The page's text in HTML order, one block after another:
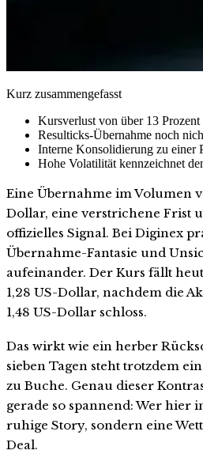
Kurz zusammengefasst
Kursverlust von über 13 Prozent
Resulticks-Übernahme noch
Interne Konsolidierung zu einer
Hohe Volatilität kennzeichnet
Eine Übernahme im Volumen
Dollar, eine verstrichene Frist
offizielles Signal. Bei Diginex
Übernahme-Fantasie und
aufeinander. Der Kurs fällt
1,28 US-Dollar, nachdem die
1,48 US-Dollar schloss.
Das wirkt wie ein herber
sieben Tagen steht trotzdem
zu Buche. Genau dieser
gerade so spannend: Wer hier
ruhige Story, sondern eine
Deal.